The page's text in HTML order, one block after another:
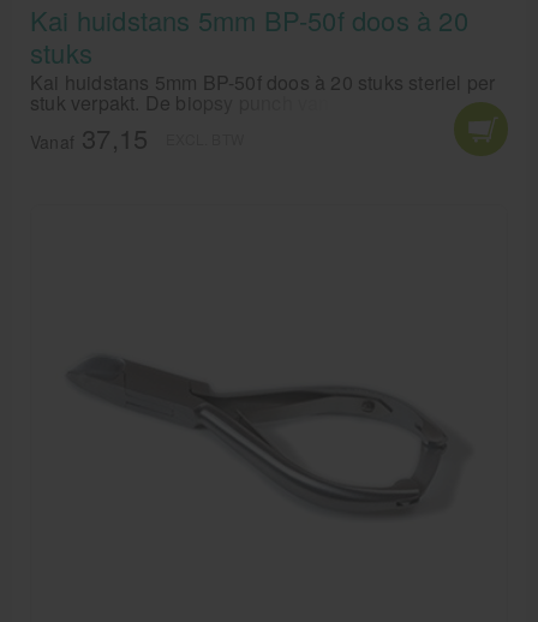
Kai huidstans 5mm BP-50f doos à 20
stuks
Kai huidstans 5mm BP-50f doos à 20 stuks steriel per
stuk verpakt. De biopsy punch van Kai voor biopsie.
Vanaf 37,15